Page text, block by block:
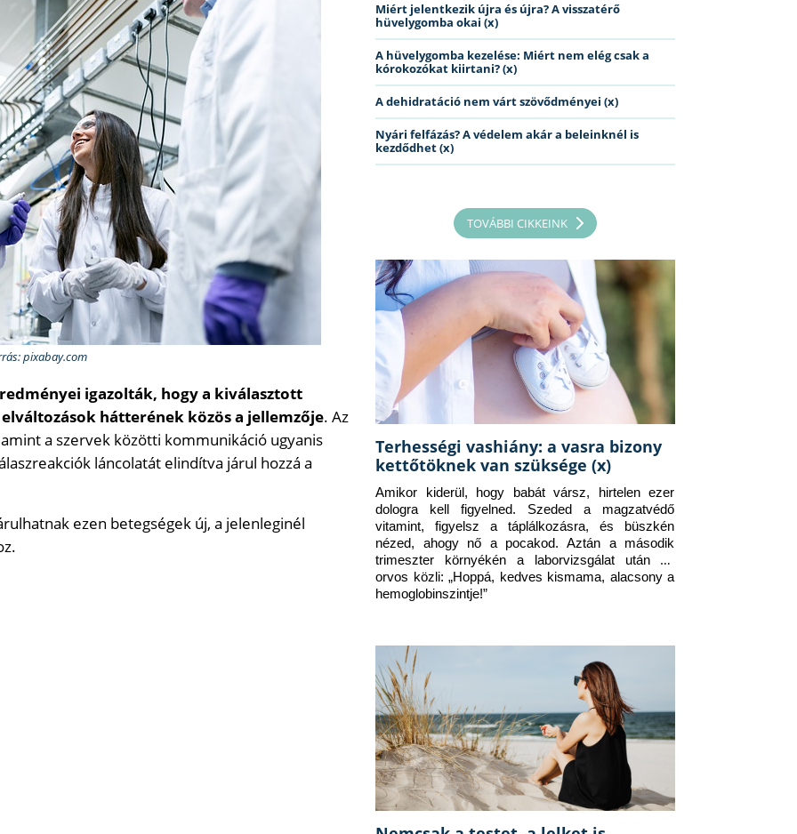
pixabay.com
igazolták, hogy a kiválasztott
hátterének közös a jellemzője. Az
a szervek közötti kommunikáció ugyanis
láncolatát elindítva járul hozzá a
ezen betegségek új, a jelenleginél
Miért jelentkezik újra és újra? A visszatérő
hüvelygomba okai (x)
A hüvelygomba kezelése: Miért nem elég csak a
kórokozókat kiirtani? (x)
A dehidratáció nem várt szövődményei (x)
Nyári felfázás? A védelem akár a beleinknél is
kezdődhet (x)
TOVÁBBI CIKKEINK
Terhességi vashiány: a vasra bizony
kettőtöknek van szüksége (x)
Amikor kiderül, hogy babát vársz, hirtelen ezer
dologra kell figyelned. Szeded a magzatvédő
vitamint, figyelsz a táplálkozásra, és büszkén
nézed, ahogy nő a pocakod. Aztán a második
trimeszter környékén a laborvizsgálat után az
orvos közli: „Hoppá, kedves kismama, alacsony a
hemoglobinszintje!”